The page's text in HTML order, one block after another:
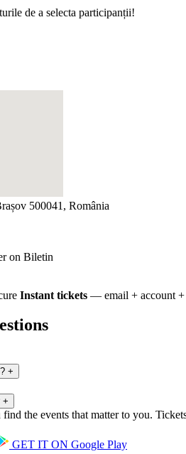
de a selecta participanții!
500041, România
on Biletin
Instant tickets — email + account +
+
+
the events that matter to you.
GET IT ON Google Play